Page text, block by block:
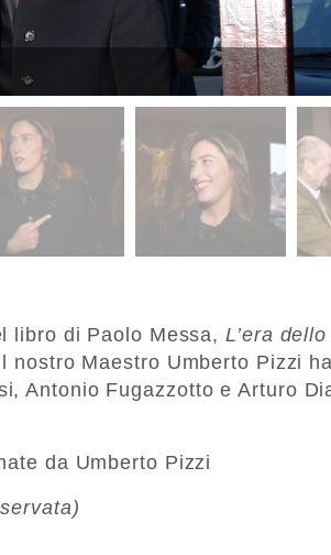
libro di Paolo Messa,L’era
nostro Maestro Umberto Pizzi
Antonio Fugazzotto e Arturo
da Umberto Pizzi